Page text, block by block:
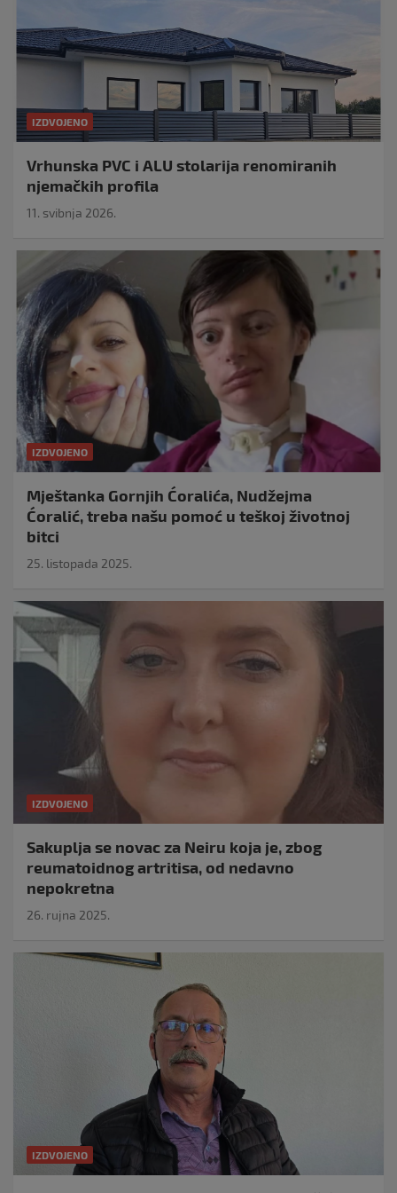
IZDVOJENO
Vrhunska PVC i ALU stolarija renomiranih
njemačkih profila
11. svibnja 2026.
IZDVOJENO
Mještanka Gornjih Ćoralića, Nudžejma
Ćoralić, treba našu pomoć u teškoj životnoj
bitci
25. listopada 2025.
IZDVOJENO
Sakuplja se novac za Neiru koja je, zbog
reumatoidnog artritisa, od nedavno
nepokretna
26. rujna 2025.
IZDVOJENO